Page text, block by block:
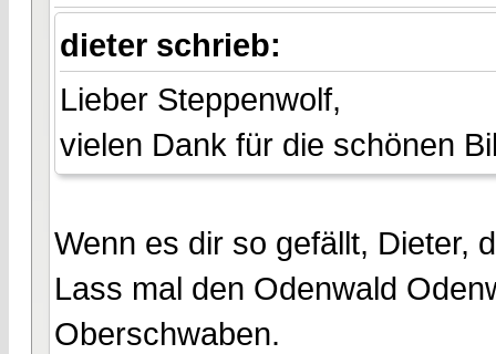
dieter schrieb:
Lieber Steppenwolf,
vielen Dank für die schönen
Wenn es dir so gefällt, Dieter,
Lass mal den Odenwald
Oberschwaben.